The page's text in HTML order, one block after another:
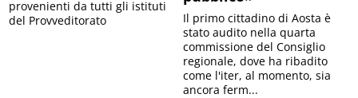
provenienti da tutti gli istituti
del Provveditorato
Il primo cittadino di Aosta è
stato audito nella quarta
commissione del Consiglio
regionale, dove ha ribadito
come l'iter, al momento, sia
ancora ferm...